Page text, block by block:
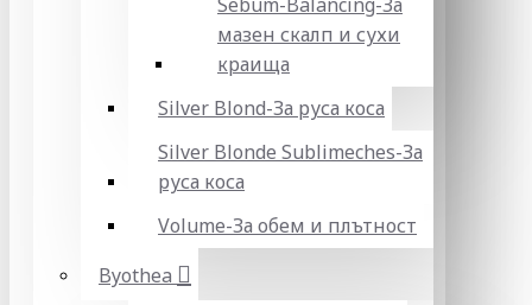
мазен скалп и сухи
краища
Silver Blond-За руса коса
Silver Blonde Sublіmeches-За
руса коса
Volume-За обем и плътност
Byothea